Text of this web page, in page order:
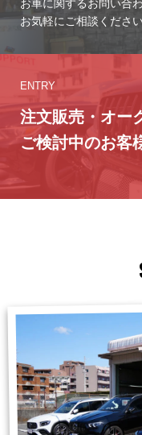
お車に関するお問い合
お気軽にご相談ください
ENTRY
注文販売・オー
ご検討中のお客